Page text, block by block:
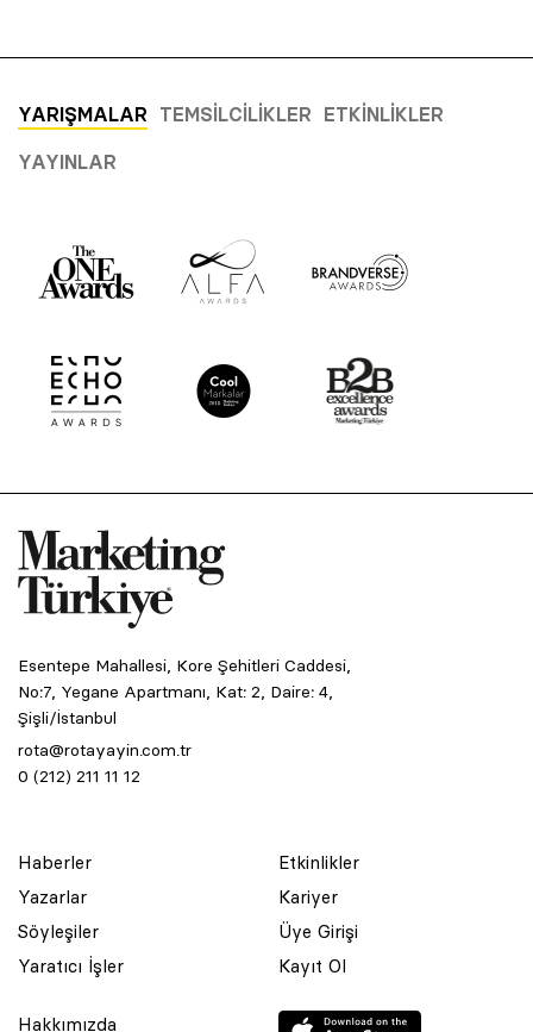
YARIŞMALAR TEMSILCILIKLER ETKINLIKLER
YAYINLAR
Esentepe Mahallesi, Kore Şehitleri Caddesi,
No:7, Yegane Apartmanı, Kat: 2, Daire: 4,
Şişli/İstanbul
rota@rotayayin.com.tr
0 (212) 211 11 12
Haberler
Yazarlar
Söyleşiler
Yaratıcı İşler
Etkinlikler
Kariyer
Üye Girişi
Kayıt Ol
Hakkımızda